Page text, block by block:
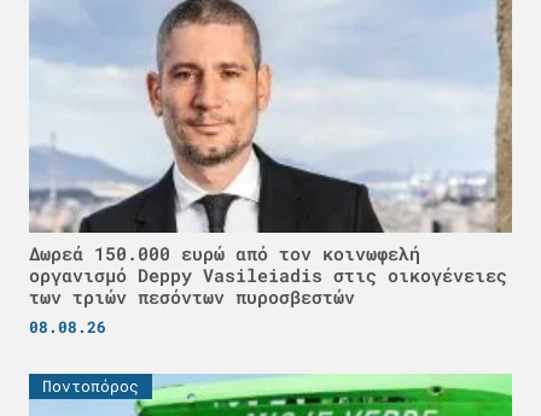
Δωρεά 150.000 ευρώ από τον κοινωφελή
οργανισμό Deppy Vasileiadis στις οικογένειες
των τριών πεσόντων πυροσβεστών
08.08.26
Ποντοπόρος